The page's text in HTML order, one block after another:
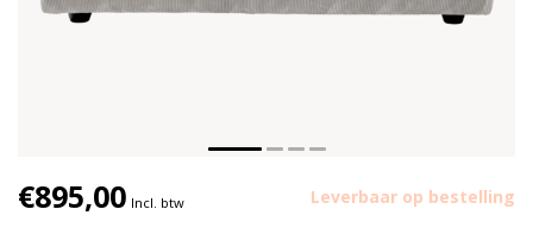
€895,00 Incl. btw Leverbaar op bestelling